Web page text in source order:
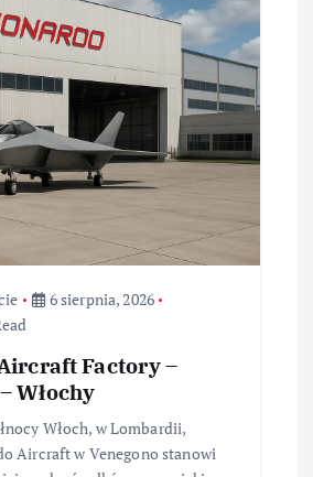
6 sierpnia, 2026
Factory –
Włochy
Włoch, w Lombardii,
Aircraft w Venegono stanowi